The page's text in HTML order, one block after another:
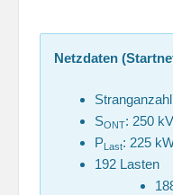
Netzdaten
SONT: 250
P Last: 225
192 Lasten